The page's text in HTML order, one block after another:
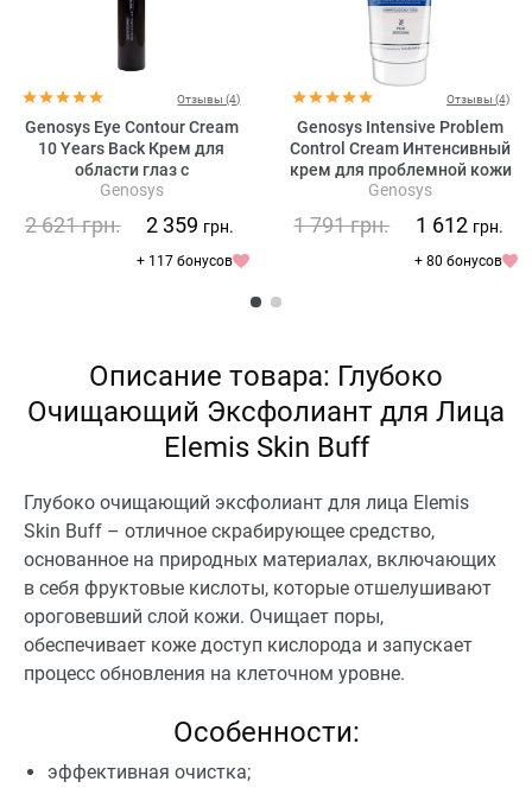
Отзывы (4)
Genosys Eye Contour Cream
10 Years Back Крем для
области глаз с
растительными стволовыми
Genosys
2 621грн. 2 359 грн.
+ 117 бонусов
Отзывы (4)
Genosys Intensive Problem
Control Cream Интенсивный
крем для проблемной кожи
Genosys
1 791грн. 1 612 грн.
+ 80 бонусов
Описание товара: Глубоко
Очищающий Эксфолиант для Лица
Elemis Skin Buff
Глубоко очищающий эксфолиант для лица Elemis
Skin Buff – отличное скрабирующее средство,
основанное на природных материалах, включающих
в себя фруктовые кислоты, которые отшелушивают
ороговевший слой кожи. Очищает поры,
обеспечивает коже доступ кислорода и запускает
процесс обновления на клеточном уровне.
Особенности:
эффективная очистка;